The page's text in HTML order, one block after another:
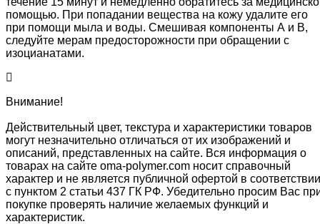
помощью. При попадании вещества на кожу удалите его
при помощи мыла и воды. Смешивая компоненты А и В,
следуйте мерам предосторожности при обращении с
изоцианатами.
Внимание!
Действительный цвет, текстура и характеристики товаров
могут незначительно отличаться от их изображений и
описаний, представленных на сайте. Вся информация о
товарах на сайте oma-polymer.com носит справочный
характер и не является публичной офертой в соответствии
с пунктом 2 статьи 437 ГК РФ. Убедительно просим Вас
покупке проверять наличие желаемых функций и
характеристик.